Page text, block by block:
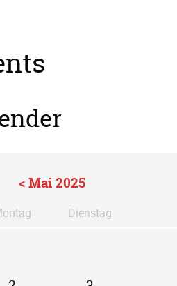
< Mai 2025
ntag Dienstag